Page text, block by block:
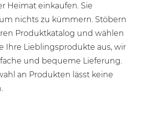
Heimat einkaufen. Sie
nichts zu kümmern. Stöbern
Produktkatalog und wählen
Ihre Lieblingsprodukte aus, wir
und bequeme Lieferung.
an Produkten lässt keine